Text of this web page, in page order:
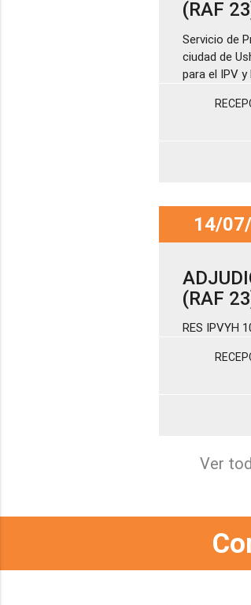
(RAF
Servicio de
ciudad de
para el IPV
14/
(RAF
RES IPVYH
Ver